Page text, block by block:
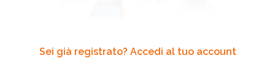
Sei già registrato? Accedi al tuo account